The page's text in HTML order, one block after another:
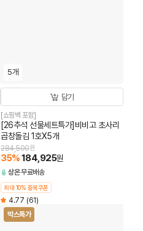
5개
담기
[쇼핑백 포함]
[26추석 선물세트특가]비비고 초사리
곱창돌김 1호X5개
284,500원
35%184,925원
상온무료배송
최대 10% 중복쿠폰
4.77 (61)
박스특가